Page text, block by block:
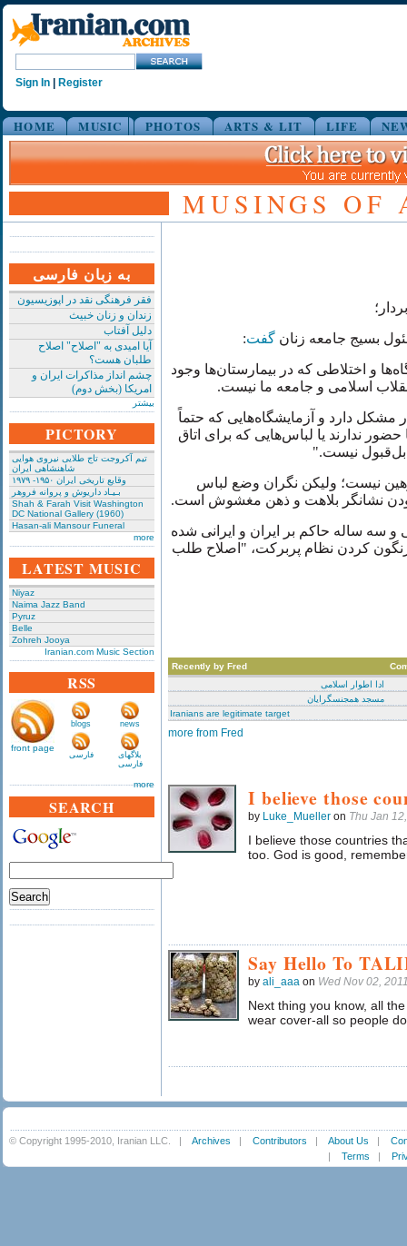
Sign In Register
HOME MUSIC PHOTOS ARTS & LIT LIFE
MUSINGS OF
به زبان فارسی
فقر فرهنگی نقد در اپوزیسیون
زندان و زنان خبیث
دلیل آفتاب
آیا امیدی به "اصلاح" اصلاح
طلبان هست؟
چشم انداز مذاکرات ایران و
امریکا (بخش دوم)
بیشتر
PICTORY
تیم آکروجت تاج طلایی نیروی هوایی
شاهنشاهی ایران
وقایع تاریخی‌ ایران ۱۹۵۰- ۱۹۷۹
بـیـاد داریوش و پروانه فروهر
Shah & Farah Visit Washington
DC National Gallery (1960)
Hasan-ali Mansour Funeral
more
LATEST MUSIC
Niyaz
Naima Jazz Band
Pyruz
Belle
Zohreh Jooya
Iranian.com Music Section
RSS
front page
blogs news
فارسی
بلاگهای
فارسی
more
SEARCH
بسیج جامعه زنان گفت:
و اختلاطی که در بیمارستان‌ها وجود
اسلامی و جامعه ما نیست.
مشکل دارد و آزمایشگاه‌هایی که حتماً
ندارند یا لباس‌هایی که برای اتاق
نیست."
نیست؛ ولیکن نگران وضع لباس
نشانگر بلاهت و ذهن مغشوش است.
سه ساله حاکم بر ایران و ایرانی شده
کردن نظام پربرکت، "اصلاح طلب
Recently by Fred
ادا اطوار اسلامی
مسجد همجنسگرایان
Iranians are legitimate target
more from Fred
I believe those
by Luke_Mueller on Thu Jan
I believe those countries
too. God is good,
Say Hello To
by ali_aaa on Wed Nov 02,
Next thing you know, all
wear cover-all so people
© Copyright 1995-2010, Iranian LLC. | Archives | Contributors | About Us |
| Terms |